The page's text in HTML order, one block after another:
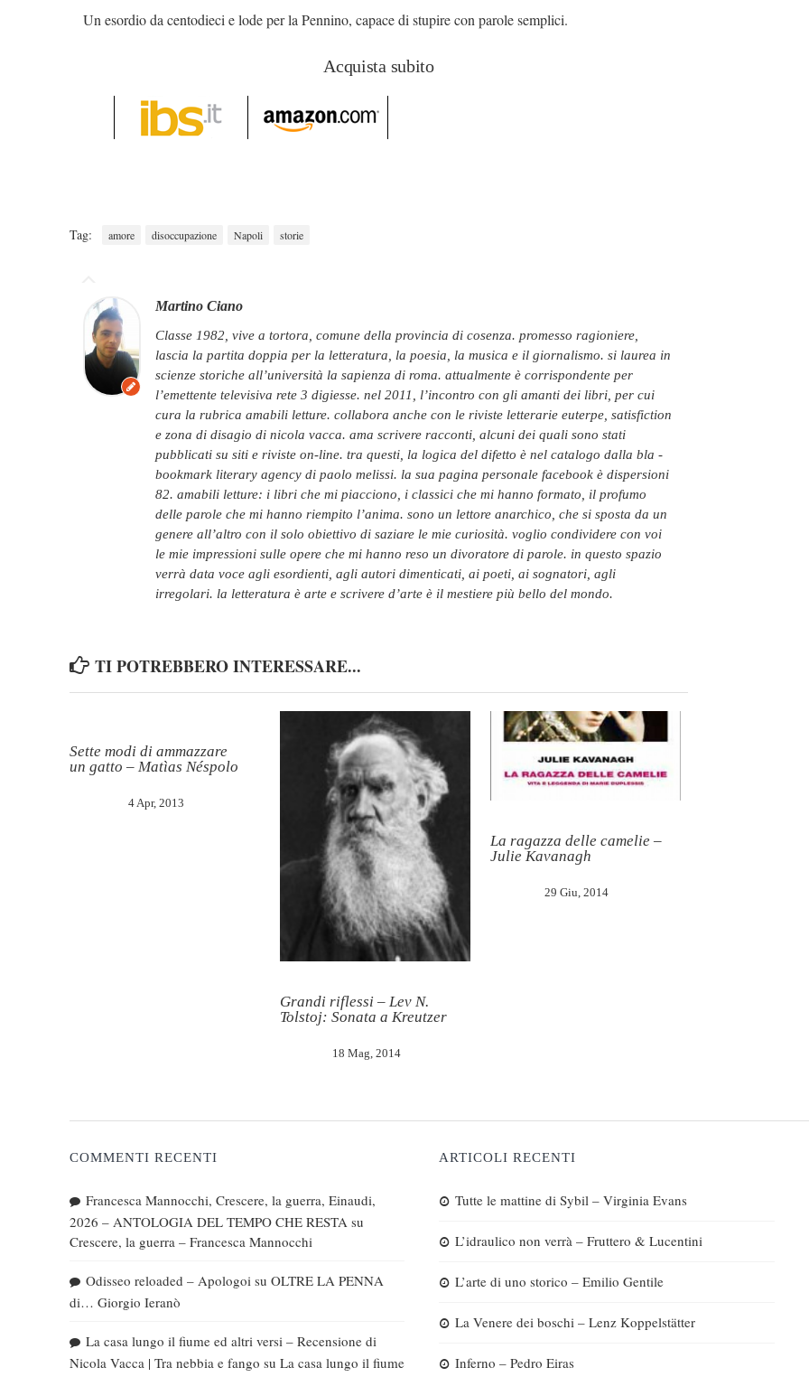
Un esordio da centodieci e lode per la Pennino, capace di stupire con parole semplici.
Acquista subito
Tag: amore disoccupazione Napoli storie
Martino Ciano
classe 1982, vive a tortora, comune della provincia di cosenza. promesso ragioniere,
lascia la partita doppia per la letteratura, la poesia, la musica e il giornalismo. si laurea in
scienze storiche all’università la sapienza di roma. attualmente è corrispondente per
l’emettente televisiva rete 3 digiesse. nel 2011, l’incontro con gli amanti dei libri, per cui
cura la rubrica amabili letture. collabora anche con le riviste letterarie euterpe, satisfiction
e zona di disagio di nicola vacca. ama scrivere racconti, alcuni dei quali sono stati
pubblicati su siti e riviste on-line. tra questi, la logica del difetto è nel catalogo dalla bla -
bookmark literary agency di paolo melissi. la sua pagina personale facebook è dispersioni
82. amabili letture: i libri che mi piacciono, i classici che mi hanno formato, il profumo
delle parole che mi hanno riempito l’anima. sono un lettore anarchico, che si sposta da un
genere all’altro con il solo obiettivo di saziare le mie curiosità. voglio condividere con voi
le mie impressioni sulle opere che mi hanno reso un divoratore di parole. in questo spazio
verrà data voce agli esordienti, agli autori dimenticati, ai poeti, ai sognatori, agli
irregolari. la letteratura è arte e scrivere d’arte è il mestiere più bello del mondo.
TI POTREBBERO INTERESSARE...
Sette modi di ammazzare
un gatto – Matìas Néspolo
4 Apr, 2013
Grandi riflessi – Lev N.
Tolstoj: Sonata a Kreutzer
18 Mag, 2014
La ragazza delle camelie –
Julie Kavanagh
29 Giu, 2014
COMMENTI RECENTI
Francesca Mannocchi, Crescere, la guerra, Einaudi,
2026 – ANTOLOGIA DEL TEMPO CHE RESTA su
Crescere, la guerra – Francesca Mannocchi
Odisseo reloaded – Apologoi su OLTRE LA PENNA
di… Giorgio Ieranò
La casa lungo il fiume ed altri versi – Recensione di
Nicola Vacca | Tra nebbia e fango su La casa lungo il fiume
ARTICOLI RECENTI
Tutte le mattine di Sybil – Virginia Evans
L’idraulico non verrà – Fruttero & Lucentini
L’arte di uno storico – Emilio Gentile
La Venere dei boschi – Lenz Koppelstätter
Inferno – Pedro Eiras